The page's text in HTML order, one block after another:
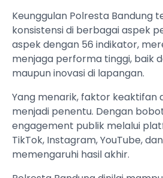
Keunggulan Polresta Bandung
konsistensi di berbagai aspek
aspek dengan 56 indikator,
menjaga performa tinggi, baik
maupun inovasi di lapangan.
Yang menarik, faktor keaktifan
menjadi penentu. Dengan
engagement publik melalui
TikTok, Instagram, YouTube,
memengaruhi hasil akhir.